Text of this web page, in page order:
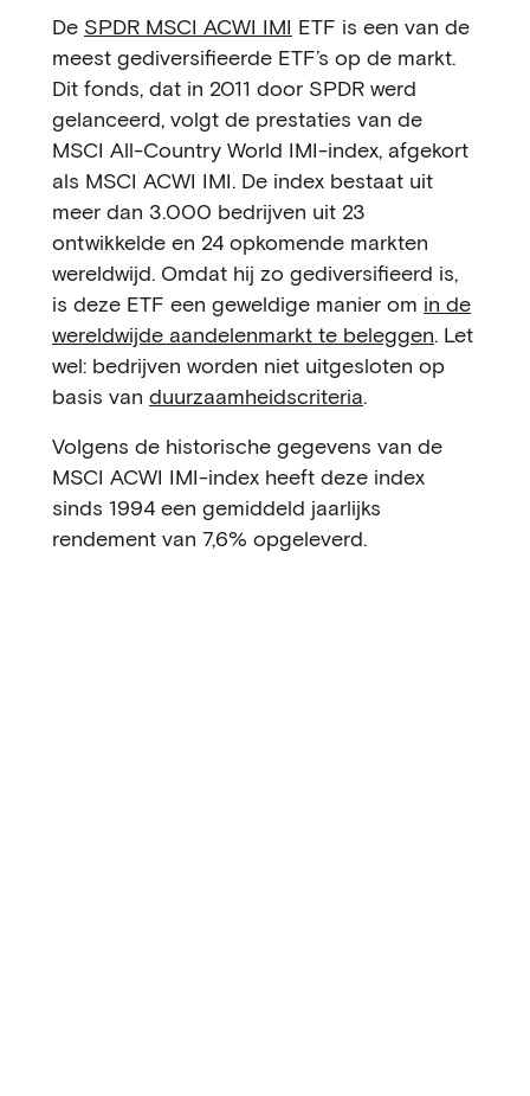
De SPDR MSCI ACWI IMI ETF is een van de
meest gediversifieerde ETF’s op de markt.
Dit fonds, dat in 2011 door SPDR werd
gelanceerd, volgt de prestaties van de
MSCI All-Country World IMI-index, afgekort
als MSCI ACWI IMI. De index bestaat uit
meer dan 3.000 bedrijven uit 23
ontwikkelde en 24 opkomende markten
wereldwijd. Omdat hij zo gediversifieerd is,
is deze ETF een geweldige manier om in de
wereldwijde aandelenmarkt te beleggen. Let
wel: bedrijven worden niet uitgesloten op
basis van duurzaamheidscriteria.
Volgens de historische gegevens van de
MSCI ACWI IMI-index heeft deze index
sinds 1994 een gemiddeld jaarlijks
rendement van 7,6% opgeleverd.